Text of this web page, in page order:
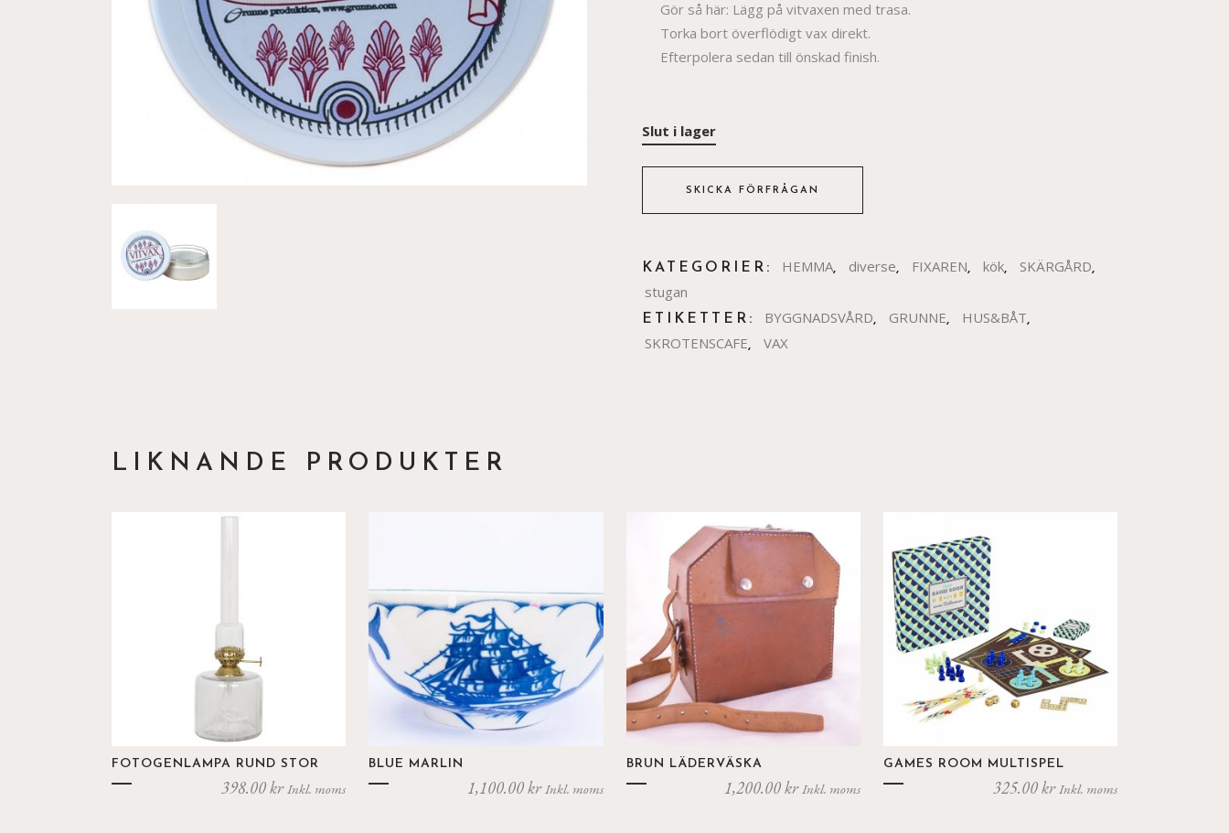
Gör så här: Lägg på vitvaxen med trasa.
Torka bort överflödigt vax direkt.
Efterpolera sedan till önskad finish.
Slut i lager
SKICKA FÖRFRÅGAN
KATEGORIER: HEMMA, diverse, FIXAREN, kök, SKÄRGÅRD,
stugan
ETIKETTER: BYGGNADSVÅRD, GRUNNE, HUS&BÅT,
SKROTENSCAFE, VAX
LIKNANDE PRODUKTER
FOTOGENLAMPA RUND STOR
398.00kr Inkl. moms
BLUE MARLIN
1,100.00kr Inkl. moms
BRUN LÄDERVÄSKA
1,200.00kr Inkl. moms
GAMES ROOM MULTISPEL
325.00kr Inkl. moms